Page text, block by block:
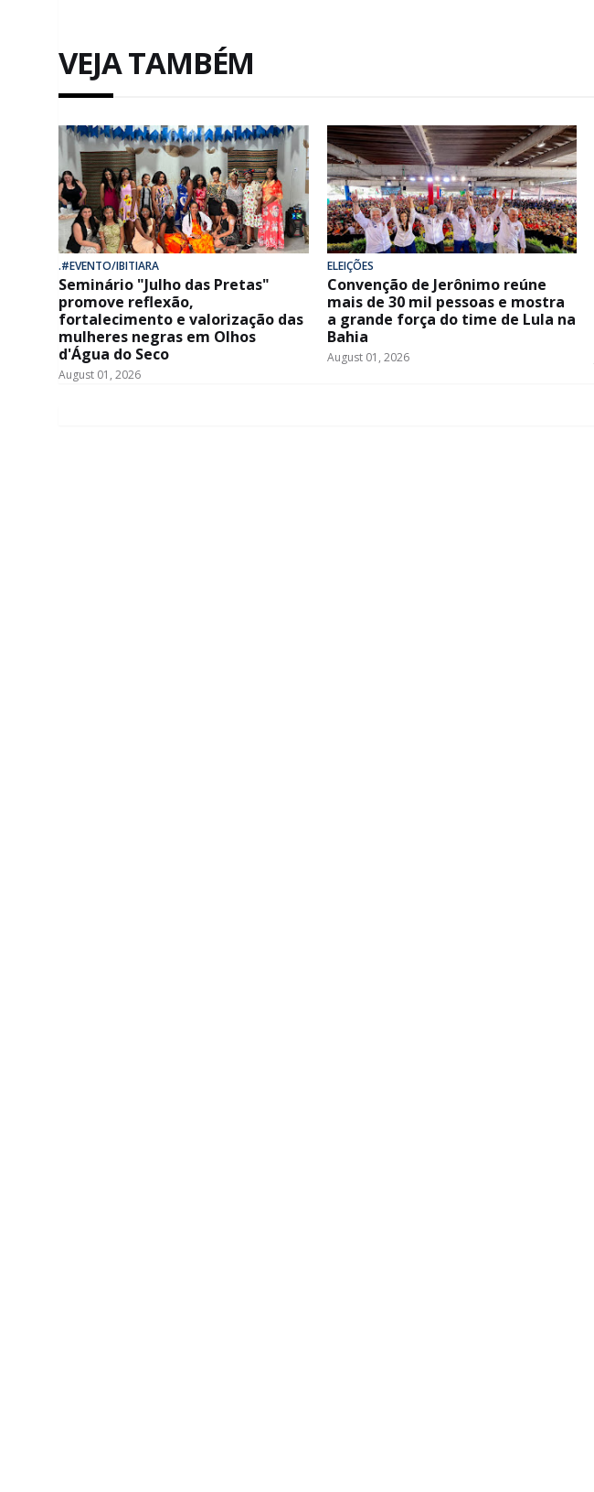
VEJA TAMBÉM
.#EVENTO/IBITIARA
Seminário "Julho das Pretas"
promove reflexão,
fortalecimento e valorização das
mulheres negras em Olhos
d'Água do Seco
August 01, 2026
ELEIÇÕES
Convenção de Jerônimo reúne
mais de 30 mil pessoas e mostra
a grande força do time de Lula na
Bahia
August 01, 2026